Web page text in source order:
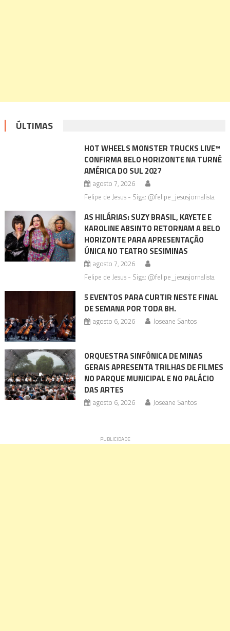
ÚLTIMAS
HOT WHEELS MONSTER TRUCKS LIVE™
CONFIRMA BELO HORIZONTE NA TURNÊ
AMÉRICA DO SUL 2027
agosto 7, 2026
Felipe de Jesus - Siga: @felipe_jesusjornalista
AS HILÁRIAS: SUZY BRASIL, KAYETE E
KAROLINE ABSINTO RETORNAM A BELO
HORIZONTE PARA APRESENTAÇÃO
ÚNICA NO TEATRO SESIMINAS
agosto 7, 2026
Felipe de Jesus - Siga: @felipe_jesusjornalista
5 EVENTOS PARA CURTIR NESTE FINAL
DE SEMANA POR TODA BH.
agosto 6, 2026 Joseane Santos
ORQUESTRA SINFÔNICA DE MINAS
GERAIS APRESENTA TRILHAS DE FILMES
NO PARQUE MUNICIPAL E NO PALÁCIO
DAS ARTES
agosto 6, 2026 Joseane Santos